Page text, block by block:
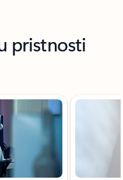
pristnosti